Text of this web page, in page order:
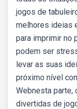
jogos de
melhores ideias
para imprimir no
podem ser
levar as suas
próximo nível
Webnesta parte,
divertidas de